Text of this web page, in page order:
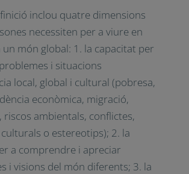
inclou quatre dimensions
necessiten per a viure en
món global: 1. la capacitat per
i situacions
local, global i cultural (pobresa,
econòmica, migració,
riscos ambientals, conflictes,
o estereotips); 2. la
a comprendre i apreciar
i visions del món diferents; 3. la